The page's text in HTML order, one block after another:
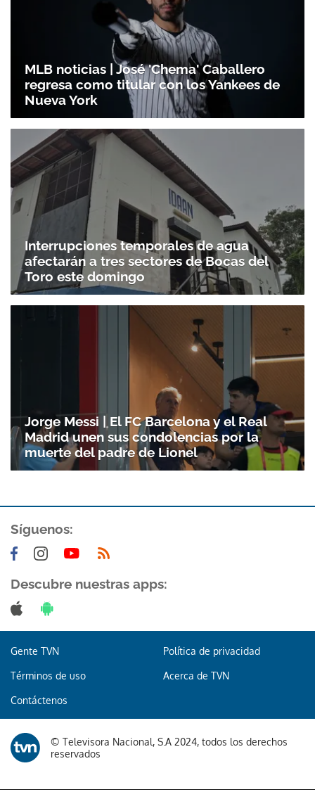
Gracias por suscribirte a nuestro boletín.
ACEPTAR
MLB noticias | José 'Chema' Caballero
regresa como titular con los Yankees de
Nueva York
Interrupciones temporales de agua
afectarán a tres sectores de Bocas del
Toro este domingo
Jorge Messi | El FC Barcelona y el Real
Madrid unen sus condolencias por la
muerte del padre de Lionel
Síguenos:
Descubre nuestras apps:
Gente TVN Política de privacidad
Términos de uso Acerca de TVN
Contáctenos
© Televisora Nacional, S.A 2024, todos los derechos
reservados